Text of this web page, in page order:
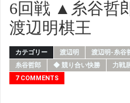
6回戦 ▲糸谷哲
渡辺明棋王
カテゴリー 渡辺明 渡辺明-糸谷
糸谷哲郎
◆ 競り合い快勝
力戦
7 COMMENTS